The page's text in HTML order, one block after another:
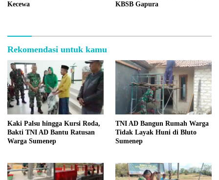
Kecewa
KBSB Gapura
Rekomendasi untuk kamu
Kaki Palsu hingga Kursi Roda,
Bakti TNI AD Bantu Ratusan
Warga Sumenep
TNI AD Bangun Rumah Warga
Tidak Layak Huni di Bluto
Sumenep